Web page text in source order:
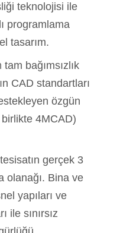
teknolojisi ile
programlama
tasarım.
bağımsızlık
CAD standartları
özgün
birlikte 4MCAD)
gerçek 3
olanağı. Bina ve
yapıları ve
ile sınırsız